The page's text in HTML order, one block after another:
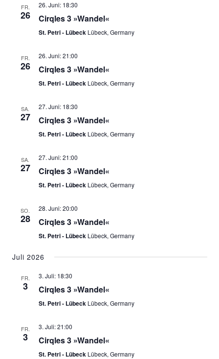
FR.
26
26. Juni: 18:30
Cirqles 3 »Wandel«
St. Petri - Lübeck Lübeck, Germany
FR.
26
26. Juni: 21:00
Cirqles 3 »Wandel«
St. Petri - Lübeck Lübeck, Germany
SA.
27
27. Juni: 18:30
Cirqles 3 »Wandel«
St. Petri - Lübeck Lübeck, Germany
SA.
27
27. Juni: 21:00
Cirqles 3 »Wandel«
St. Petri - Lübeck Lübeck, Germany
SO.
28
28. Juni: 20:00
Cirqles 3 »Wandel«
St. Petri - Lübeck Lübeck, Germany
Juli 2026
FR.
3
3. Juli: 18:30
Cirqles 3 »Wandel«
St. Petri - Lübeck Lübeck, Germany
FR.
3
3. Juli: 21:00
Cirqles 3 »Wandel«
St. Petri - Lübeck Lübeck, Germany